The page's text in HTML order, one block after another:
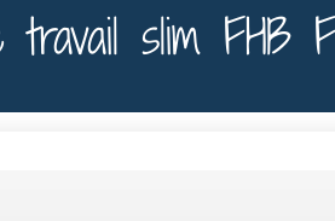
travail slim FHB